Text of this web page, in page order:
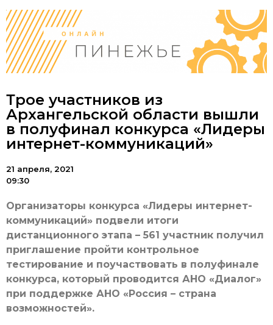
Трое участников из
Архангельской области вышли
в полуфинал конкурса «Лидеры
интернет-коммуникаций»
21 апреля, 2021
09:30
Организаторы конкурса «Лидеры интернет-
коммуникаций» подвели итоги
дистанционного этапа – 561 участник получил
приглашение пройти контрольное
тестирование и поучаствовать в полуфинале
конкурса, который проводится АНО «Диалог»
при поддержке АНО «Россия – страна
возможностей».